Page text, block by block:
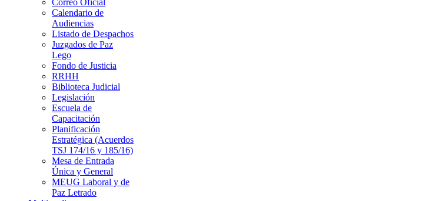
Correo Oficial
Calendario de
Audiencias
Listado de Despachos
Juzgados de Paz
Lego
Fondo de Justicia
RRHH
Biblioteca Judicial
Legislación
Escuela de
Capacitación
Planificación
Estratégica (Acuerdos
TSJ 174/16 y 185/16)
Mesa de Entrada
Única y General
MEUG Laboral y de
Paz Letrado